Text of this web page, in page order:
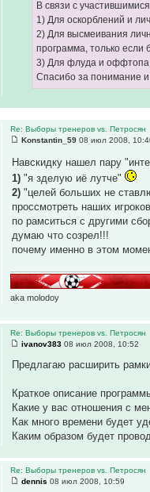
В связи с
1) Для оскорблений и
2) Для высмеивания
программа, только если
3) Для флуда и оффтопа
Спасибо за понимание
Re: Выборы тренеров vs. Петросян
Konstantin_59 08 июл 2008,
Навскидку нашел пару
1) "я зделую иё лутче"
2) "целей больших не
проссмотреть наших
по рамситься с другими
думаю что созрел!!!
почему именно в этом
aka molodoy
Re: Выборы тренеров vs. Петросян
ivanov383 08 июл 2008, 10:52
Предлагаю расширить
Краткое описание
Какие у вас отношения с
Как много времени будет
Каким образом будет
Re: Выборы тренеров vs. Петросян
dennis 08 июл 2008, 10:59